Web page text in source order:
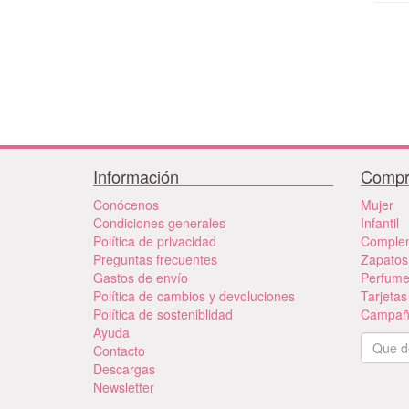
Información
Conócenos
Condiciones generales
Política de privacidad
Preguntas frecuentes
Gastos de envío
Política de cambios y devoluciones
Política de sosteniblidad
Ayuda
Contacto
Descargas
Newsletter
Mujer
Infantil
Perfume